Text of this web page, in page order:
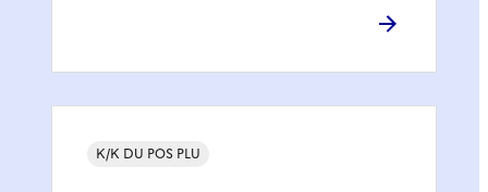
K/K DU POS PLU